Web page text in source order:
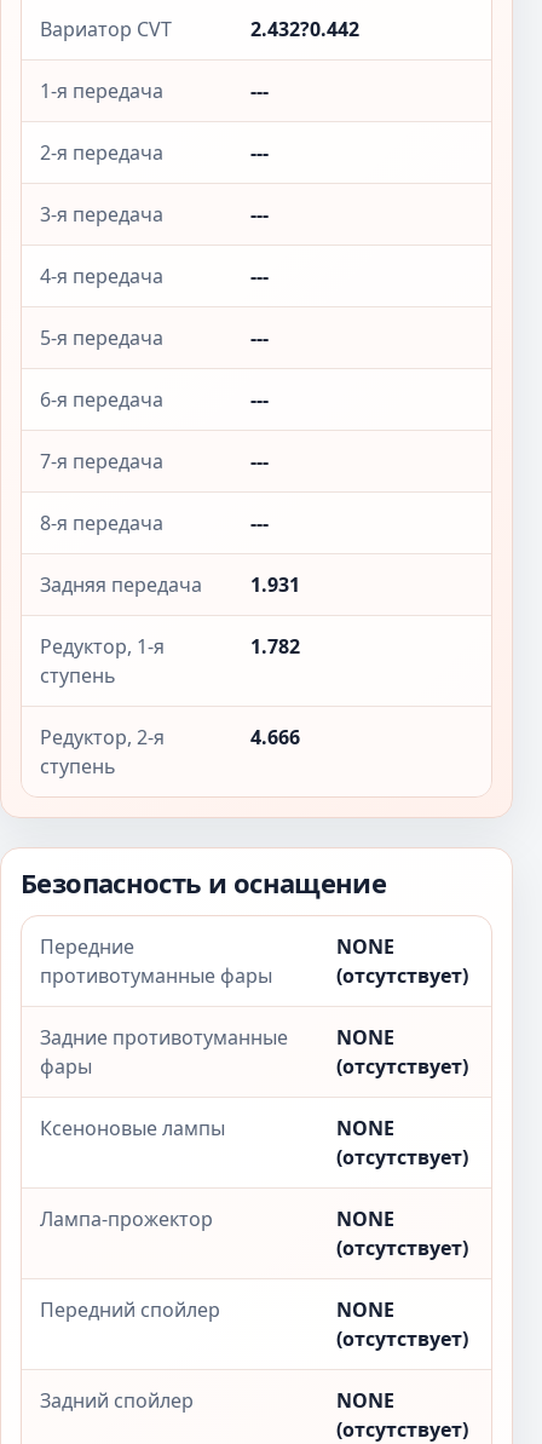
Вариатор CVT 2.432?0.442
1-я передача ---
2-я передача ---
3-я передача ---
4-я передача ---
5-я передача ---
6-я передача ---
7-я передача ---
8-я передача ---
Задняя передача 1.931
Редуктор, 1-я
ступень
1.782
Редуктор, 2-я
ступень
4.666
Безопасность и оснащение
Передние
противотуманные фары
NONE
(отсутствует)
Задние противотуманные
фары
NONE
(отсутствует)
Ксеноновые лампы
NONE
(отсутствует)
Лампа-прожектор
NONE
(отсутствует)
Передний спойлер
NONE
(отсутствует)
Задний спойлер
NONE
(отсутствует)